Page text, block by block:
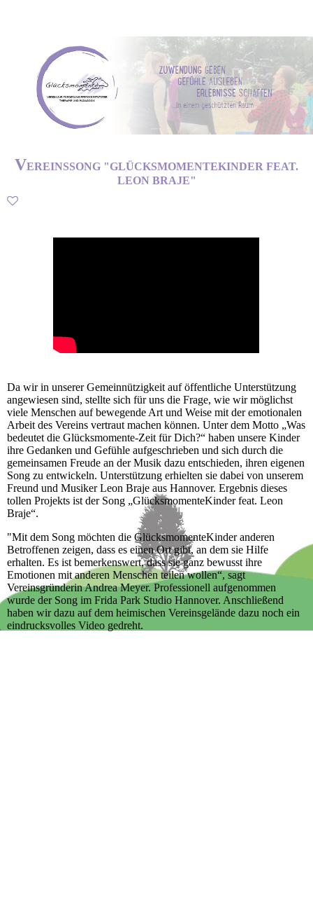
VEREINSSONG "GLÜCKSMOMENTEKINDER FEAT.
LEON BRAJE"
Da wir in unserer Gemeinnützigkeit auf öffentliche Unterstützung
angewiesen sind, stellte sich für uns die Frage, wie wir möglichst
viele Menschen auf bewegende Art und Weise mit der emotionalen
Arbeit des Vereins vertraut machen können. Unter dem Motto „Was
bedeutet die Glücksmomente-Zeit für Dich?“ haben unsere Kinder
ihre Gedanken und Gefühle aufgeschrieben und sich durch die
gemeinsamen Freude an der Musik dazu entschieden, ihren eigenen
Song zu entwickeln. Unterstützung erhielten sie dabei von unserem
Freund und Musiker Leon Braje aus Hannover. Ergebnis dieses
tollen Projekts ist der Song „GlücksmomenteKinder feat. Leon
Braje“.
"Mit dem Song möchten die GlücksmomenteKinder anderen
Betroffenen zeigen, dass es einen Ort gibt, an dem sie Hilfe
erhalten. Es ist bemerkenswert, dass sie ganz bewusst ihre
Emotionen mit anderen Menschen teilen wollen“, sagt
Vereinsgründerin Andrea Meyer. Professionell aufgenommen
wurde der Song im Frida Park Studio Hannover. Anschließend
haben wir dazu auf dem heimischen Vereinsgelände dazu noch ein
eindrucksvolles Video gedreht.